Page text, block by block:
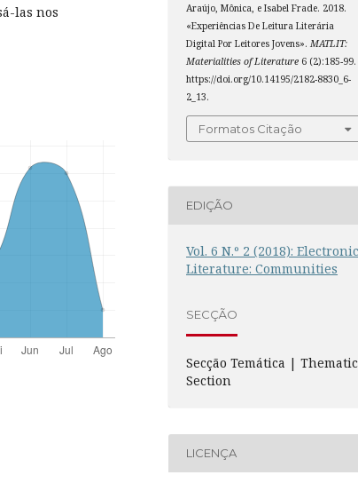
las nos
Araújo, Mônica, e Isabel Frade. 2018.
«Experiências De Leitura Literária
Digital Por Leitores Jovens».MATLIT:
Materialities of Literature 6 (2):185-99.
https://doi.org/10.14195/2182-8830_6-
2_13.
Formatos Citação
EDIÇÃO
Vol. 6 N.º 2 (2018): Electronic
Literature: Communities
SECÇÃO
Secção Temática | Thematic
Section
LICENÇA